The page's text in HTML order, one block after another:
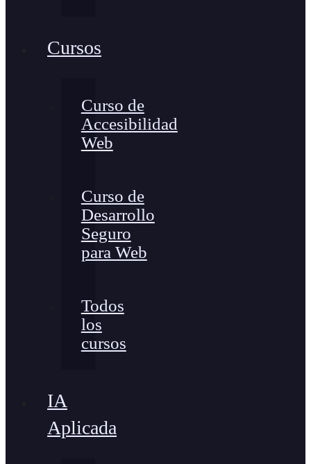
Cursos
Curso de
Accesibilidad
Web
Curso de
Desarrollo
Seguro
para Web
Todos
los
cursos
IA
Aplicada